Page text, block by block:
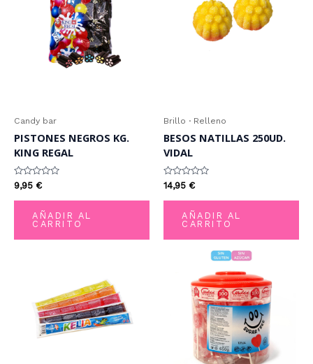
Candy bar
PISTONES NEGROS KG.
KING REGAL
Valorado
con
0
9,95 €
AÑADIR AL
CARRITO
Brillo · Relleno
BESOS NATILLAS 250UD.
VIDAL
Valorado
con
0
14,95 €
AÑADIR AL
CARRITO